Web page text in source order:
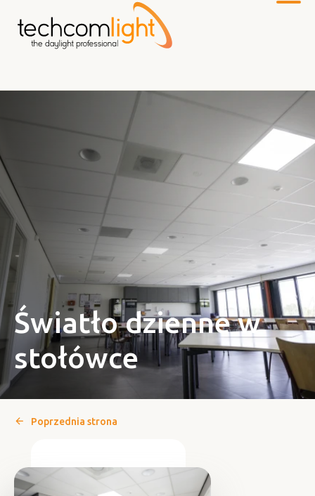
Światło dzienne w
stołówce
Poprzednia strona